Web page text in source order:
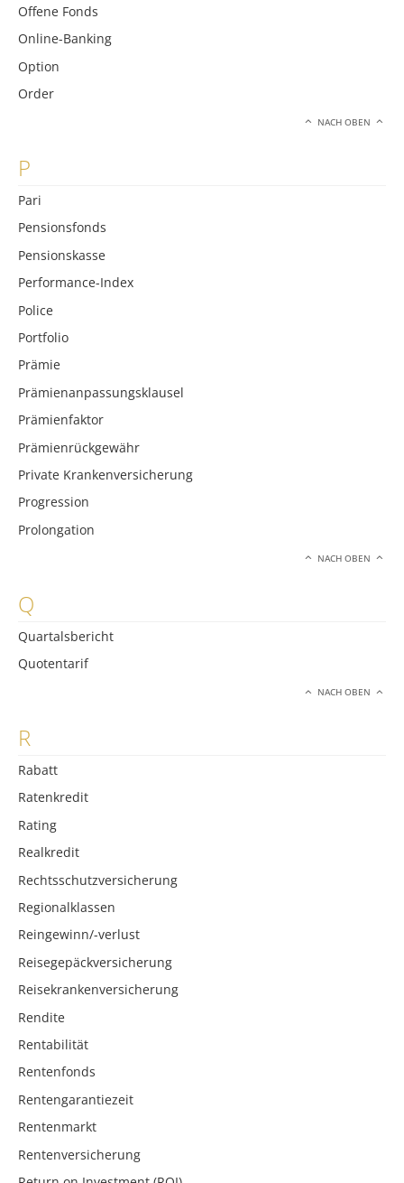
Offene Fonds
Online-Banking
Option
Order
NACH OBEN
P
Pari
Pensionsfonds
Pensionskasse
Performance-Index
Police
Portfolio
Prämie
Prämienanpassungsklausel
Prämienfaktor
Prämienrückgewähr
Private Krankenversicherung
Progression
Prolongation
NACH OBEN
Q
Quartalsbericht
Quotentarif
NACH OBEN
R
Rabatt
Ratenkredit
Rating
Realkredit
Rechtsschutzversicherung
Regionalklassen
Reingewinn/-verlust
Reisegepäckversicherung
Reisekrankenversicherung
Rendite
Rentabilität
Rentenfonds
Rentengarantiezeit
Rentenmarkt
Rentenversicherung